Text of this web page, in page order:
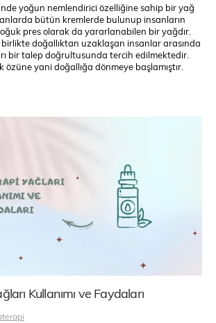
yoğun nemlendirici özelliğine sahip bir yağ
bütün kremlerde bulunup insanların
pres olarak da yararlanabilen bir yağdır.
doğallıktan uzaklaşan insanlar arasında
bir talep doğrultusunda tercih edilmektedir.
yani doğallığa dönmeye başlamıştır.
Kullanımı ve Faydaları